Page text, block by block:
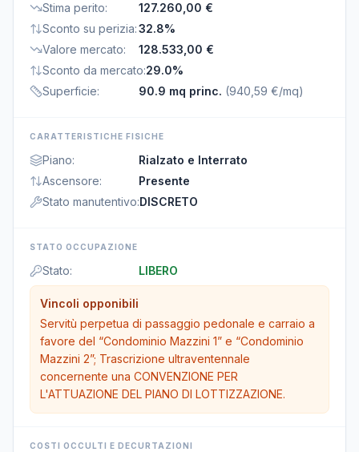
Stima perito:
127.260,00 €
Sconto su perizia:32.8%
Valore mercato:
128.533,00 €
Sconto da mercato:29.0%
Superficie: 90.9 mq princ. (940,59 €/mq)
CARATTERISTICHE FISICHE
Piano:
Rialzato e Interrato
Ascensore:
Presente
Stato manutentivo:DISCRETO
STATO OCCUPAZIONE
Stato: LIBERO
Vincoli opponibili
Servitù perpetua di passaggio pedonale e carraio a
favore del “Condominio Mazzini 1” e “Condominio
Mazzini 2”; Trascrizione ultraventennale
concernente una CONVENZIONE PER
L'ATTUAZIONE DEL PIANO DI LOTTIZZAZIONE.
COSTI OCCULTI E DECURTAZIONI